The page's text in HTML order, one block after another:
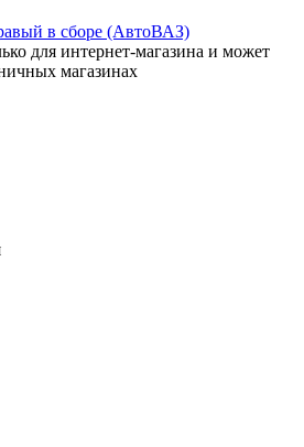
для интернет-магазина и может
магазинах